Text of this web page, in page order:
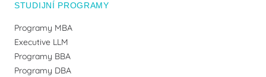
STUDIJNÍ PROGRAMY
Programy MBA
Executive LLM
Programy BBA
Programy DBA